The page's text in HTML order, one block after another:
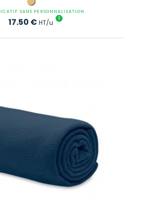
SANS PERSONNALISATION
17.50 € HT/u ?